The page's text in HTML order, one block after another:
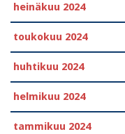
heinäkuu 2024
toukokuu 2024
huhtikuu 2024
helmikuu 2024
tammikuu 2024